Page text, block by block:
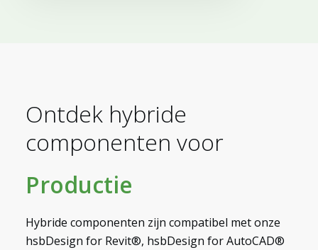
Ontdek hybride
componenten voor
Productie
Hybride componenten zijn compatibel met onze
hsbDesign for Revit®, hsbDesign for AutoCAD®